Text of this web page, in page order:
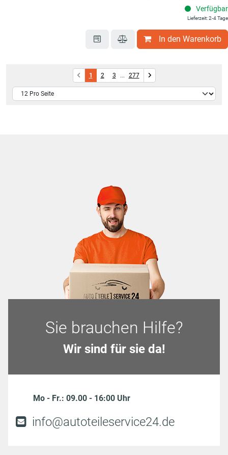
Verfügbar
Lieferzeit: 2-4 Tage
In den Warenkorb
1 2 3 ... 277
Sie brauchen Hilfe?
Wir sind für sie da!
Mo - Fr.: 09.00 - 16:00 Uhr
info@autoteileservice24.de